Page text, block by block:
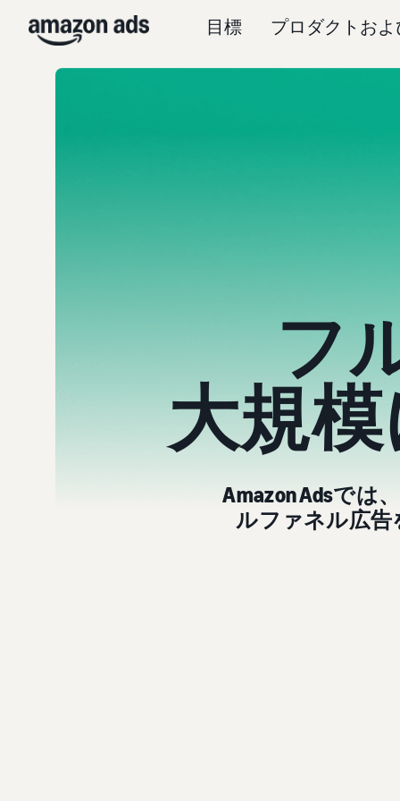
目標 プロダクトお
フ
大規
Amazon Adsでは
ルファネル広